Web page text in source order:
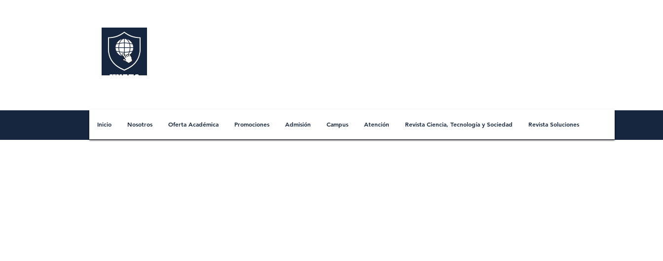
UNAES
Inicio Nosotros Oferta Académica Promociones Admisión Campus Atención Revista Ciencia, Tecnología y Sociedad Revista Soluciones